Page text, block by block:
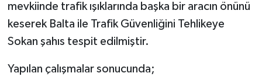
mevkiinde trafik ışıklarında başka bir aracın önünü
keserek Balta ile Trafik Güvenliğini Tehlikeye
Sokan şahıs tespit edilmiştir.
Yapılan çalışmalar sonucunda;